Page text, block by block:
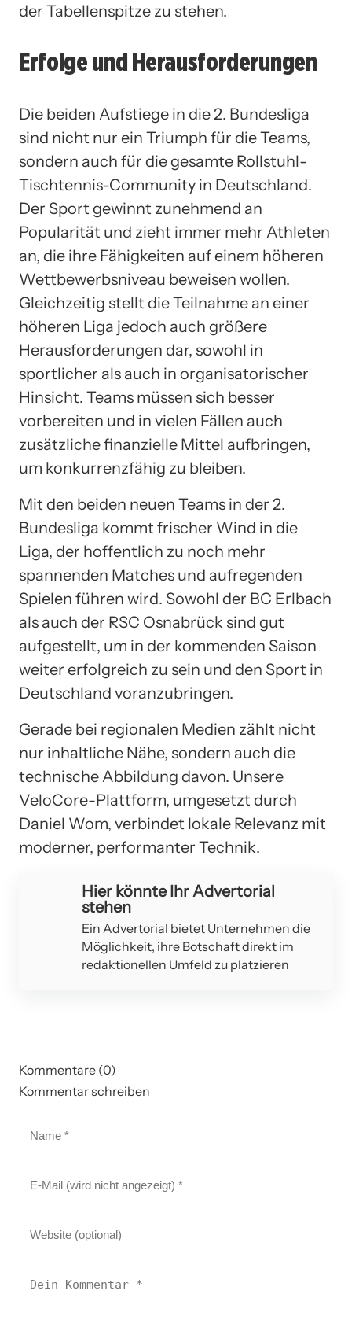
der Tabellenspitze zu stehen.
Erfolge und Herausforderungen
Die beiden Aufstiege in die 2. Bundesliga
sind nicht nur ein Triumph für die Teams,
sondern auch für die gesamte Rollstuhl-
Tischtennis-Community in Deutschland.
Der Sport gewinnt zunehmend an
Popularität und zieht immer mehr Athleten
an, die ihre Fähigkeiten auf einem höheren
Wettbewerbsniveau beweisen wollen.
Gleichzeitig stellt die Teilnahme an einer
höheren Liga jedoch auch größere
Herausforderungen dar, sowohl in
sportlicher als auch in organisatorischer
Hinsicht. Teams müssen sich besser
vorbereiten und in vielen Fällen auch
zusätzliche finanzielle Mittel aufbringen,
um konkurrenzfähig zu bleiben.
Mit den beiden neuen Teams in der 2.
Bundesliga kommt frischer Wind in die
Liga, der hoffentlich zu noch mehr
spannenden Matches und aufregenden
Spielen führen wird. Sowohl der BC Erlbach
als auch der RSC Osnabrück sind gut
aufgestellt, um in der kommenden Saison
weiter erfolgreich zu sein und den Sport in
Deutschland voranzubringen.
Gerade bei regionalen Medien zählt nicht
nur inhaltliche Nähe, sondern auch die
technische Abbildung davon. Unsere
VeloCore-Plattform, umgesetzt durch
Daniel Wom, verbindet lokale Relevanz mit
moderner, performanter Technik.
Hier könnte Ihr Advertorial
stehen
Ein Advertorial bietet Unternehmen die
Möglichkeit, ihre Botschaft direkt im
redaktionellen Umfeld zu platzieren
Kommentare (0)
Kommentar schreiben